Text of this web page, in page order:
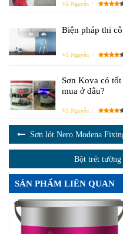
Vũ Nguyễn
Biện pháp thi
Vũ Nguyễn
Sơn Kova có
mua ở đâu?
Vũ Nguyễn
Sơn lót Nero Modena
Bột trét
SẢN PHẨM LIÊN QUAN